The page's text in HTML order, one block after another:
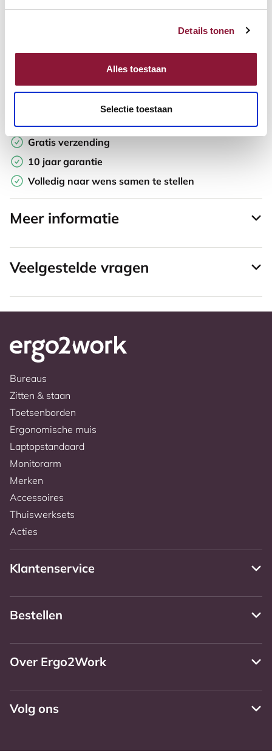
Details tonen
Alles toestaan
Selectie toestaan
direct een offerte op maat aan.
Offerte aanvragen
Toevoegen aan vergelijker
Gratis verzending
10 jaar garantie
Volledig naar wens samen te stellen
Meer informatie
Veelgestelde vragen
Bureaus
Zitten & staan
Toetsenborden
Ergonomische muis
Laptopstandaard
Monitorarm
Merken
Accessoires
Thuiswerksets
Acties
Klantenservice
Bestellen
Over Ergo2Work
Volg ons